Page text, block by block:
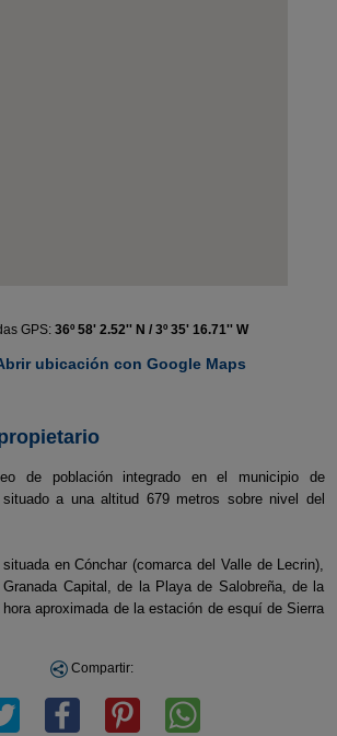
GPS: 36º 58' 2.52'' N / 3º 35' 16.71'' W
ubicación con Google Maps
de población integrado en el municipio de
situado a una altitud 679 metros sobre nivel del
en Cónchar (comarca del Valle de Lecrin),
Capital, de la Playa de Salobreña, de la
aproximada de la estación de esquí de Sierra
Compartir: